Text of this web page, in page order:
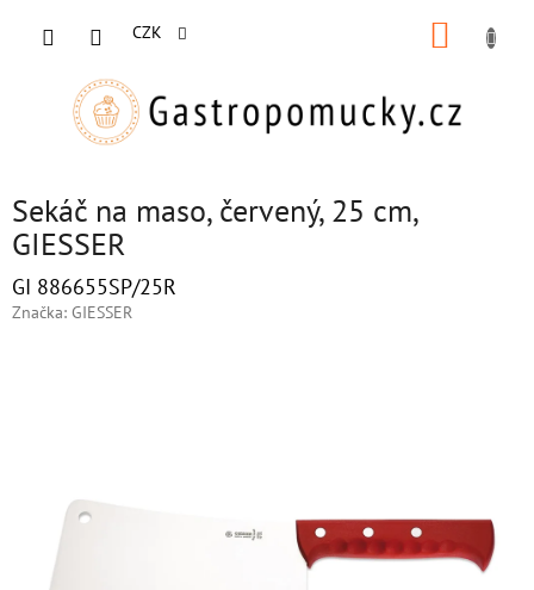
CZK
Sekáč na maso, červený, 25 cm,
GIESSER
GI 886655SP/25R
Značka: GIESSER